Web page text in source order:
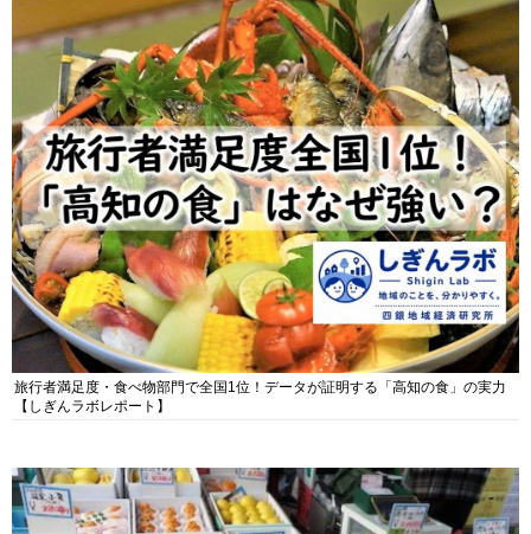
旅行者満足度・食べ物部門で全国1位！データが証明する「高知の食」の実力
【しぎんラボレポート】